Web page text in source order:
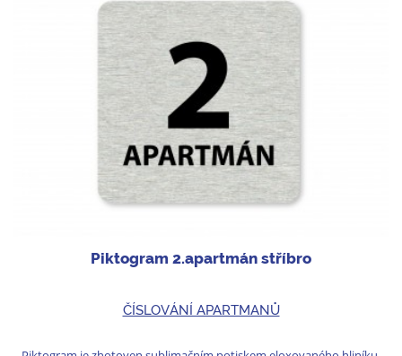
Piktogram 2.apartmán stříbro
ČÍSLOVÁNÍ APARTMANŮ